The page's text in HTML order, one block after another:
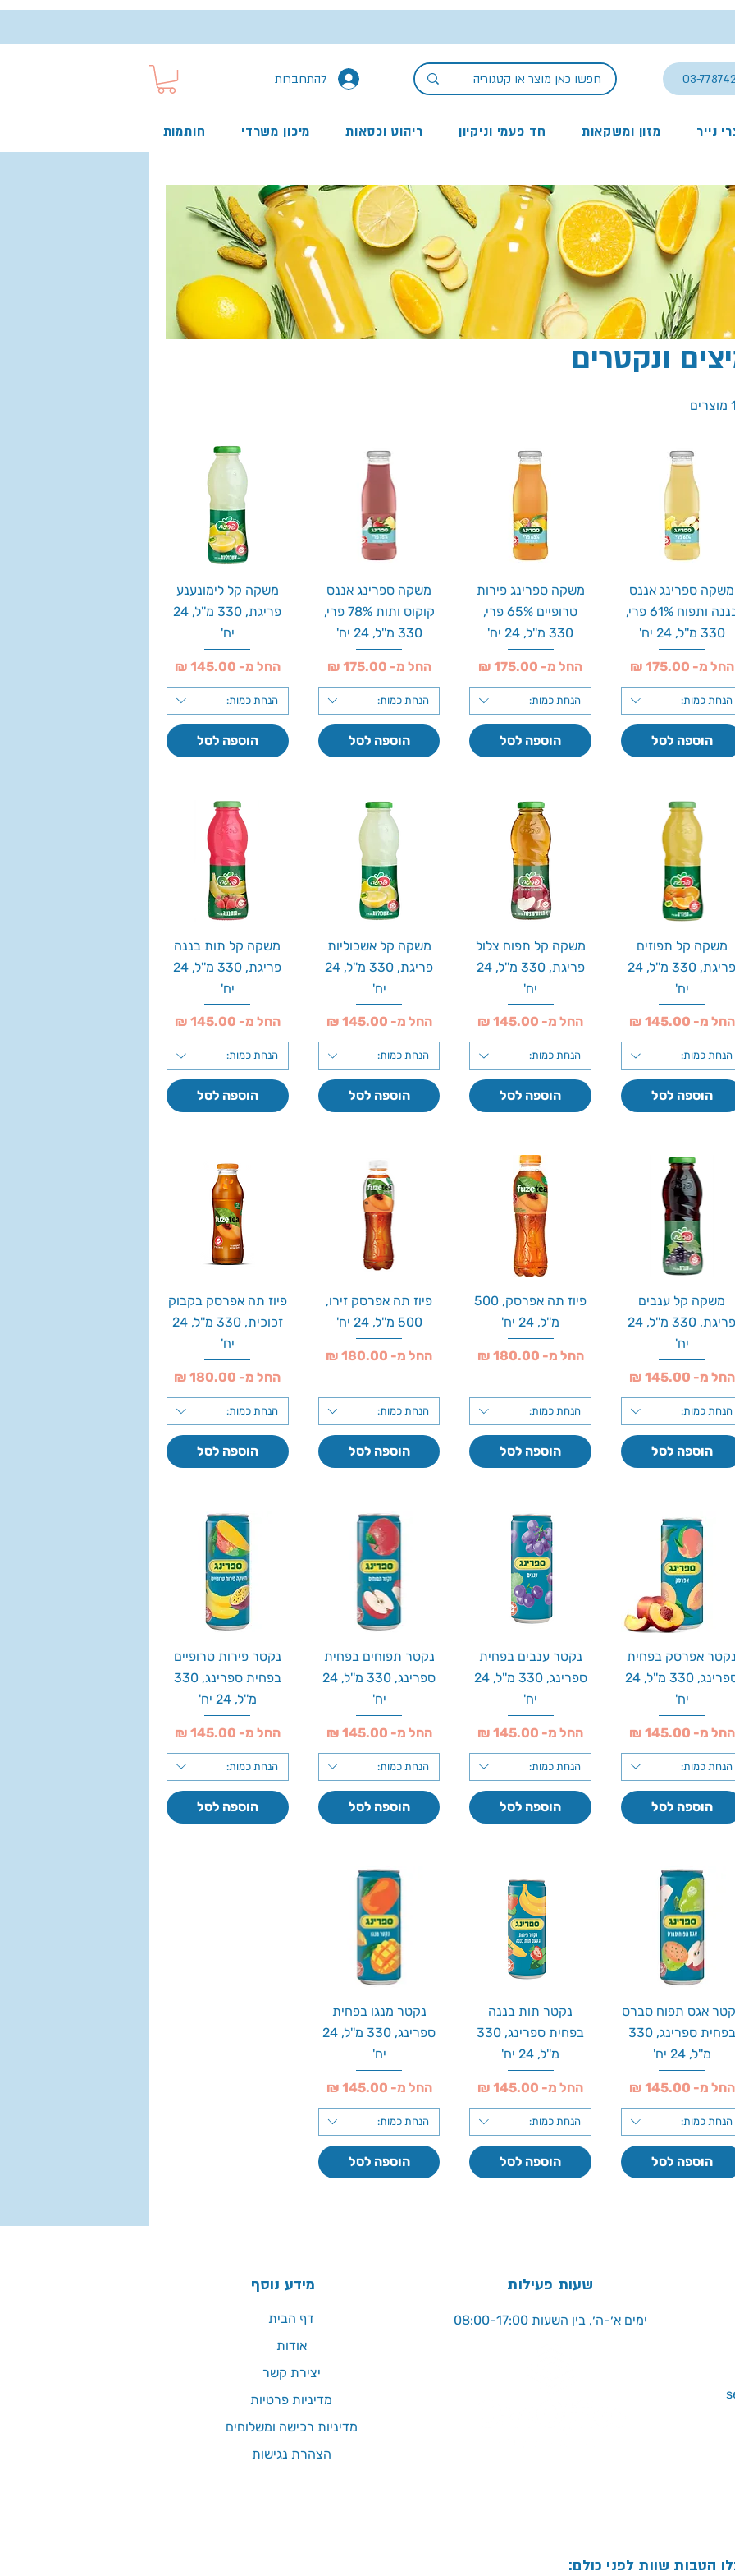
להתחברות 03-
נייר מזון ומשקאות חד פעמי וניקיון ריהוט וכסאות מיכון משרדי חותמות
ונקטרים
משקה ספרינג אננס
בננה ותפוח 61% פרי,
330 מ''ל, 24 יח'
החל מ-
מחיר מבצע
הנחת כמות:
הוספה לסל
משקה ספרינג פירות
טרופיים 65% פרי,
330 מ''ל, 24 יח'
החל מ-
מחיר מבצע
הנחת כמות:
הוספה לסל
משקה ספרינג אננס
קוקוס ותות 78% פרי,
330 מ''ל, 24 יח'
החל מ-
מחיר מבצע
הנחת כמות:
הוספה לסל
משקה קל לימונענע
פריגת, 330 מ''ל, 24
יח'
החל מ-
מחיר מבצע
הנחת כמות:
הוספה לסל
משקה קל תפוזים
פריגת, 330 מ''ל, 24
יח'
החל מ-
מחיר מבצע
הנחת כמות:
הוספה לסל
משקה קל תפוח צלול
פריגת, 330 מ''ל, 24
יח'
החל מ-
מחיר מבצע
הנחת כמות:
הוספה לסל
משקה קל אשכוליות
פריגת, 330 מ''ל, 24
יח'
החל מ-
מחיר מבצע
הנחת כמות:
הוספה לסל
משקה קל תות בננה
פריגת, 330 מ''ל, 24
יח'
החל מ-
מחיר מבצע
הנחת כמות:
הוספה לסל
משקה קל ענבים
פריגת, 330 מ''ל, 24
יח'
החל מ-
מחיר מבצע
הנחת כמות:
הוספה לסל
פיוז תה אפרסק, 500
מ''ל, 24 יח'
החל מ-
מחיר מבצע
הנחת כמות:
הוספה לסל
פיוז תה אפרסק זירו,
500 מ''ל, 24 יח'
החל מ-
מחיר מבצע
הנחת כמות:
הוספה לסל
פיוז תה אפרסק בקבוק
זכוכית, 330 מ''ל, 24
יח'
החל מ-
מחיר מבצע
הנחת כמות:
הוספה לסל
אפרסק בפחית
ספרינג, 330 מ''ל, 24
יח'
החל מ-
מחיר מבצע
הנחת כמות:
הוספה לסל
נקטר ענבים בפחית
ספרינג, 330 מ''ל, 24
יח'
החל מ-
מחיר מבצע
הנחת כמות:
הוספה לסל
נקטר תפוחים בפחית
ספרינג, 330 מ''ל, 24
יח'
החל מ-
מחיר מבצע
הנחת כמות:
הוספה לסל
נקטר פירות טרופיים
בפחית ספרינג, 330
מ''ל, 24 יח'
החל מ-
מחיר מבצע
הנחת כמות:
הוספה לסל
אגס תפוח סברס
בפחית ספרינג, 330
מ''ל, 24 יח'
החל מ-
מחיר מבצע
הנחת כמות:
הוספה לסל
נקטר תות בננה
בפחית ספרינג, 330
מ''ל, 24 יח'
החל מ-
מחיר מבצע
הנחת כמות:
הוספה לסל
נקטר מנגו בפחית
ספרינג, 330 מ''ל, 24
יח'
החל מ-
מחיר מבצע
הנחת כמות:
הוספה לסל
מידע נוסף שעות פעילות
ימים א׳-ה׳, בין השעות 08:00-17:00
דף הבית
אודות
יצירת קשר
מדיניות פרטיות
מדיניות רכישה ומשלוחים
הצהרת נגישות
הטבות שוות לפני כולם: